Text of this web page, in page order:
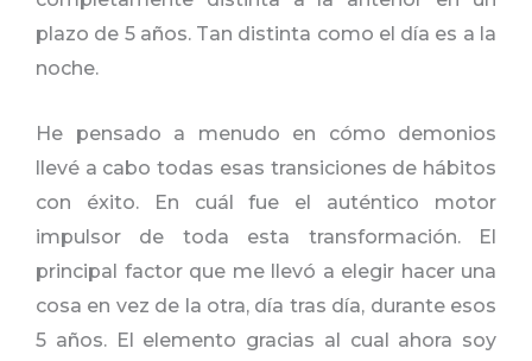
plazo de 5 años. Tan distinta como el día es a la
noche.
He pensado a menudo en cómo demonios
llevé a cabo todas esas transiciones de hábitos
con éxito. En cuál fue el auténtico motor
impulsor de toda esta transformación. El
principal factor que me llevó a elegir hacer una
cosa en vez de la otra, día tras día, durante esos
5 años. El elemento gracias al cual ahora soy